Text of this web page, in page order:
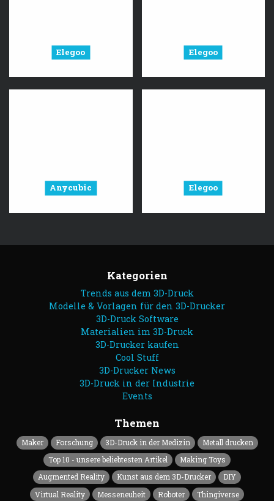
Elegoo Elegoo
Anycubic Elegoo
Kategorien
Trends aus dem 3D-Druck
Modelle & Vorlagen für den 3D-Drucker
3D-Druck Software
Materialien im 3D-Druck
3D-Drucker kaufen
Cool Stuff
3D-Drucker News
3D-Druck in der Industrie
Events
Themen
Maker Forschung 3D-Druck in der Medizin
Metall drucken
Top 10 - unsere beliebtesten Artikel
Making Toys
Augmented Reality
Kunst aus dem 3D-Drucker
DIY
Virtual Reality
Messeneuheit Roboter Thingiverse